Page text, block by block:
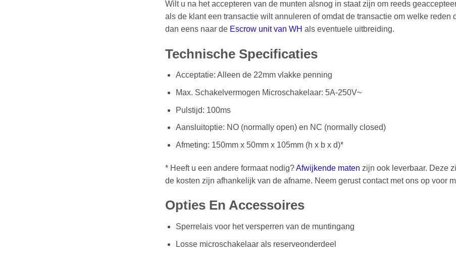
Wilt u na het accepteren van de munten alsnog in staat zijn om reeds
als de klant een transactie wilt annuleren of omdat de transactie om welke
dan eens naar de Escrow unit van WH als eventuele uitbreiding.
Technische Specificaties
Acceptatie: Alleen de 22mm vlakke penning
Max. Schakelvermogen Microschakelaar: 5A-250V~
Pulstijd: 100ms
Aansluitoptie: NO (normally open) en NC (normally closed)
Afmeting: 150mm x 50mm x 105mm (h x b x d)*
* Heeft u een andere formaat nodig?Afwijkende maten zijn ook leverbaar. Deze
de kosten zijn afhankelijk van de afname. Neem gerust contact met ons op voor
Opties En Accessoires
Sperrelais voor het versperren van de muntingang
Losse microschakelaar als reserveonderdeel